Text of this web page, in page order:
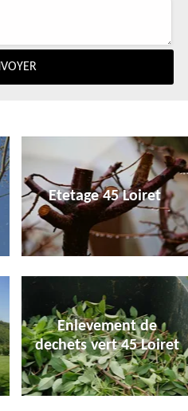
Etetage 45 Loiret
Enlevement de
dechets vert 45 Loiret